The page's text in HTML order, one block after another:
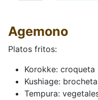
Agemono
Platos fritos:
Korokke: croqueta
Kushiage:
Tempura: